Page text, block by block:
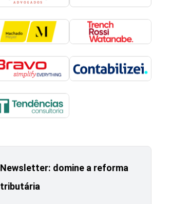
Newsletter: domine a reforma
tributária